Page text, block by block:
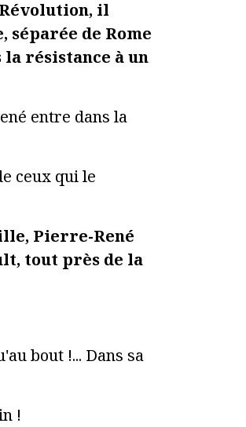
il
de Rome
résistance à un
entre dans la
ceux qui le
Pierre-René
tout près de la
bout !... Dans sa
!